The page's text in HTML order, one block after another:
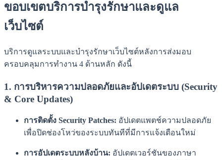
ขอบเขตบริการบำรุงรักษาและดูแล
เว็บไซต์
บริการดูแลระบบและบำรุงรักษาเว็บไซต์หลังการส่งมอบ
ครอบคลุมการทำงาน 4 ด้านหลัก ดังนี้
1. การบริหารความปลอดภัยและอัปเดตระบบ (Security
& Core Updates)
การติดตั้ง Security Patches: อัปเดตแพตช์ความปลอดภัย
เพื่อปิดช่องโหว่ของระบบทันทีที่มีการแจ้งเตือนใหม่
การอัปเดตระบบหลังบ้าน: อัปเดตเวอร์ชันของภาษา